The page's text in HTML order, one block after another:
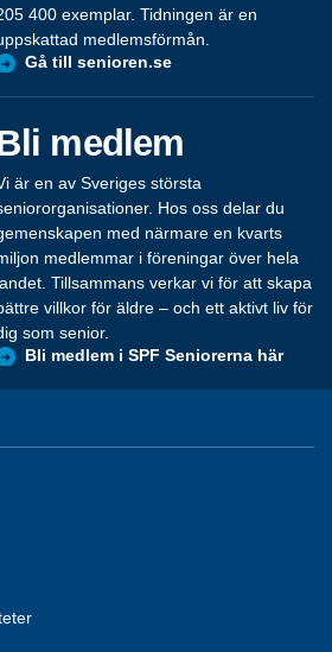
400 exemplar. Tidningen är en
medlemsförmån.
Gå till senioren.se
medlem
är en av Sveriges största
Hos oss delar du
med närmare en kvarts
medlemmar i föreningar över hela
Tillsammans verkar vi för att skapa
villkor för äldre – och ett aktivt liv för
som senior.
Bli medlem i SPF Seniorerna här